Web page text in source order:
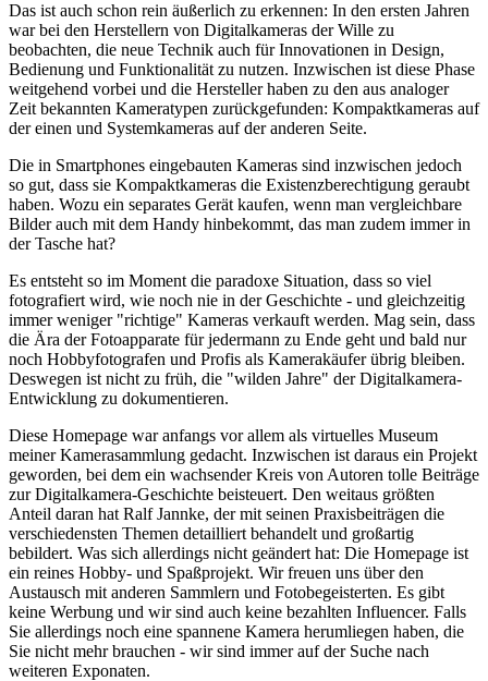
Das ist auch schon rein äußerlich zu erkennen: In den ersten Jahren
war bei den Herstellern von Digitalkameras der Wille zu
beobachten, die neue Technik auch für Innovationen in Design,
Bedienung und Funktionalität zu nutzen. Inzwischen ist diese Phase
weitgehend vorbei und die Hersteller haben zu den aus analoger
Zeit bekannten Kameratypen zurückgefunden: Kompaktkameras auf
der einen und Systemkameras auf der anderen Seite.
Die in Smartphones eingebauten Kameras sind inzwischen jedoch
so gut, dass sie Kompaktkameras die Existenzberechtigung geraubt
haben. Wozu ein separates Gerät kaufen, wenn man vergleichbare
Bilder auch mit dem Handy hinbekommt, das man zudem immer in
der Tasche hat?
Es entsteht so im Moment die paradoxe Situation, dass so viel
fotografiert wird, wie noch nie in der Geschichte - und gleichzeitig
immer weniger "richtige" Kameras verkauft werden. Mag sein, dass
die Ära der Fotoapparate für jedermann zu Ende geht und bald nur
noch Hobbyfotografen und Profis als Kamerakäufer übrig bleiben.
Deswegen ist nicht zu früh, die "wilden Jahre" der Digitalkamera-
Entwicklung zu dokumentieren.
Diese Homepage war anfangs vor allem als virtuelles Museum
meiner Kamerasammlung gedacht. Inzwischen ist daraus ein Projekt
geworden, bei dem ein wachsender Kreis von Autoren tolle Beiträge
zur Digitalkamera-Geschichte beisteuert. Den weitaus größten
Anteil daran hat Ralf Jannke, der mit seinen Praxisbeiträgen die
verschiedensten Themen detailliert behandelt und großartig
bebildert. Was sich allerdings nicht geändert hat: Die Homepage ist
ein reines Hobby- und Spaßprojekt. Wir freuen uns über den
Austausch mit anderen Sammlern und Fotobegeisterten. Es gibt
keine Werbung und wir sind auch keine bezahlten Influencer. Falls
Sie allerdings noch eine spannene Kamera herumliegen haben, die
Sie nicht mehr brauchen - wir sind immer auf der Suche nach
weiteren Exponaten.